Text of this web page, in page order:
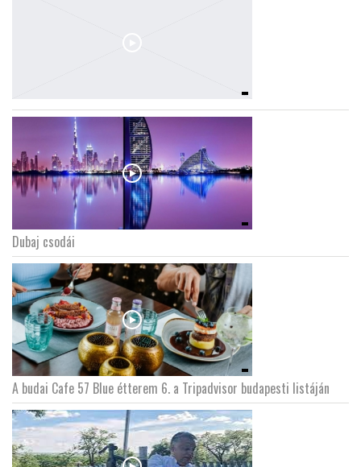
Dubaj csodái
A budai Cafe 57 Blue étterem 6. a Tripadvisor budapesti listáján